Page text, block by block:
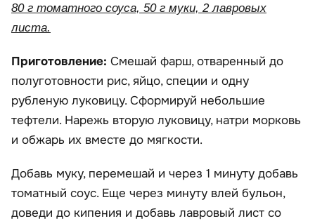
80 г томатного соуса, 50 г муки, 2 лавровых
листа.
Приготовление: Смешай фарш, отваренный до
полуготовности рис, яйцо, специи и одну
рубленую луковицу. Сформируй небольшие
тефтели. Нарежь вторую луковицу, натри морковь
и обжарь их вместе до мягкости.
Добавь муку, перемешай и через 1 минуту добавь
томатный соус. Еще через минуту влей бульон,
доведи до кипения и добавь лавровый лист со